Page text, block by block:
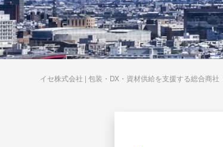
イセ株式会社 | 包装・DX・資材供給を支援する総合商社